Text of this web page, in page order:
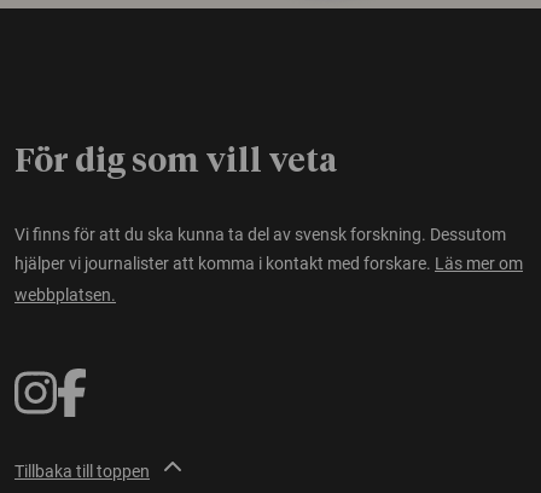
För dig som vill veta
Vi finns för att du ska kunna ta del av svensk forskning. Dessutom
hjälper vi journalister att komma i kontakt med forskare. Läs mer om
webbplatsen.
Tillbaka till toppen